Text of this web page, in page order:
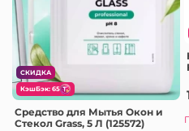
СКИДКА
КэшБэк: 65
Средство для Мытья Окон и
Стекол Grass, 5 Л (125572)